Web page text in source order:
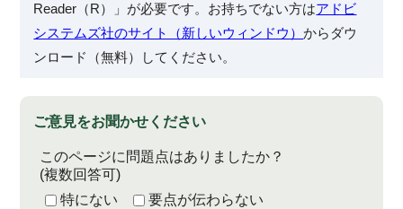
Reader（R）」が必要です。お持ちでない方はアドビ
システムズ社のサイト（新しいウィンドウ）からダウ
ンロード（無料）してください。
ご意見をお聞かせください
このページに問題点はありましたか？
(複数回答可)
特にない
要点が伝わらない